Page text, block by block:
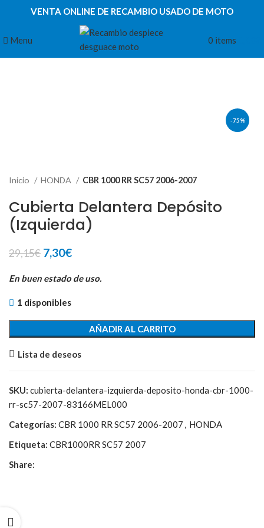
VENTA ONLINE DE RECAMBIO USADO DE MOTO
Menu 0 items
-75%
Inicio HONDA CBR 1000 RR SC57 2006-2007
Cubierta Delantera Depósito
(Izquierda)
29,15€ El
original
29,15€.
7,30€El
actual
En buen estado de uso.
1 disponibles
AÑADIR AL CARRITO
Lista de deseos
SKU: cubierta-delantera-izquierda-deposito-honda-cbr-1000-
rr-sc57-2007-83166MEL000
Categorías: CBR 1000 RR SC57 2006-2007 , HONDA
Etiqueta: CBR1000RR SC57 2007
Share: